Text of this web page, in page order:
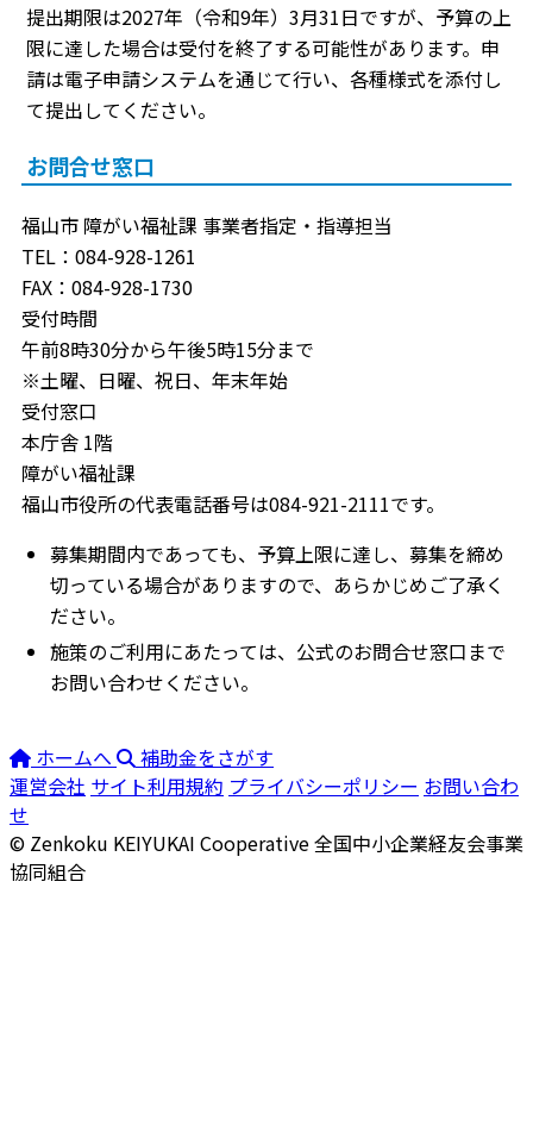
提出期限は2027年（令和9年）3月31日ですが、予算の上
限に達した場合は受付を終了する可能性があります。申
請は電子申請システムを通じて行い、各種様式を添付し
て提出してください。
お問合せ窓口
福山市 障がい福祉課 事業者指定・指導担当
TEL：084-928-1261
FAX：084-928-1730
受付時間
午前8時30分から午後5時15分まで
※土曜、日曜、祝日、年末年始
受付窓口
本庁舎 1階
障がい福祉課
福山市役所の代表電話番号は084-921-2111です。
募集期間内であっても、予算上限に達し、募集を締め
切っている場合がありますので、あらかじめご了承く
ださい。
施策のご利用にあたっては、公式のお問合せ窓口まで
お問い合わせください。
ホームへ
補助金をさがす
運営会社 サイト利用規約 プライバシーポリシー お問い合わ
せ
© Zenkoku KEIYUKAI Cooperative全国中小企業経友会事業
協同組合